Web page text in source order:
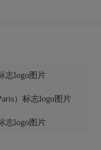
志logo图片
）标志logo图片
志logo图片